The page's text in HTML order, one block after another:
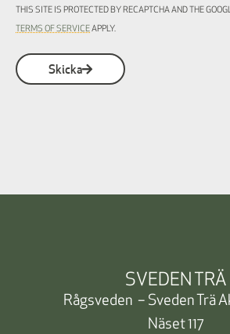
THIS SITE IS PROTECTED BY RECAPTCHA AND THE
TERMS OF SERVICEAPPLY.
Skicka
SVEDEN TRÄ
Rågsveden – Sveden Trä
Näset 117